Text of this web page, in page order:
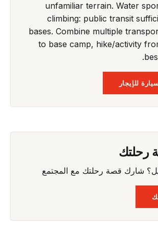
unfamiliar terrain. Water
climbing: public transit
bases. Combine multiple
to base camp, hike/activity
للإيجار
رحلتك
شارك قصة رحلتك مع المجتمع